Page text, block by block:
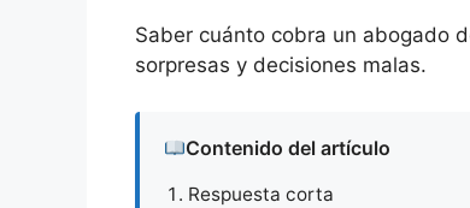
Saber cuánto cobra un abogado
sorpresas y decisiones malas.
Contenido del artículo
Respuesta corta